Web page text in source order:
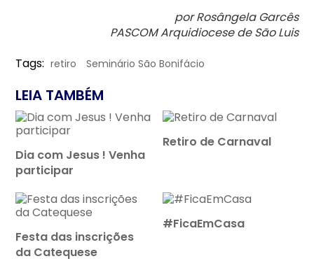
por Rosângela Garcês
PASCOM Arquidiocese de São Luis
Tags: retiro Seminário São Bonifácio
LEIA TAMBÉM
Dia com Jesus ! Venha
participar
Retiro de Carnaval
Festa das inscrições
da Catequese
#FicaEmCasa